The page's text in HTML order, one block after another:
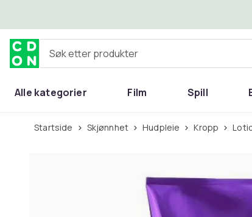
Søk etter produkter
Alle kategorier Film Spill
Startside Skjønnhet Hudpleie Kropp